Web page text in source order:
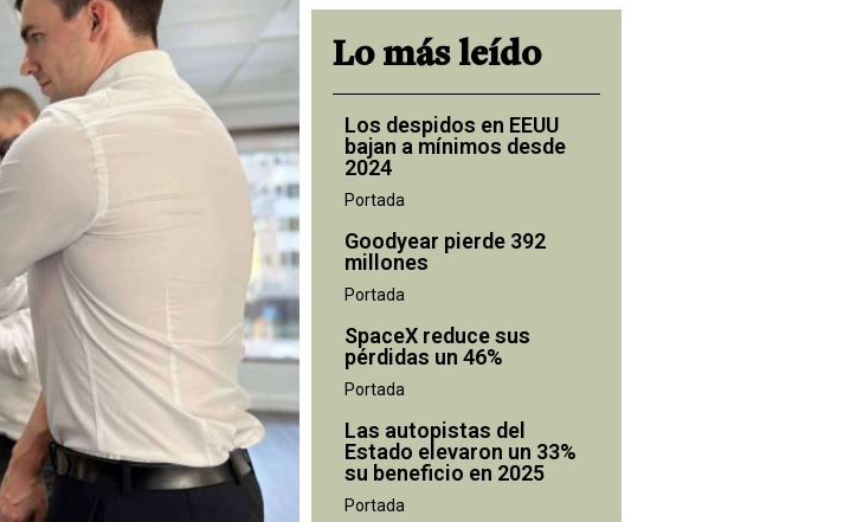
Lo más leído
Los despidos en EEUU
bajan a mínimos desde
2024
Portada
Goodyear pierde 392
millones
Portada
SpaceX reduce sus
pérdidas un 46%
Portada
Las autopistas del
Estado elevaron un 33%
su beneficio en 2025
Portada